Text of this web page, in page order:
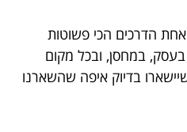
הדרכים הכי פשוטות
במחסן, ובכל מקום
בדיוק איפה שהשארנו